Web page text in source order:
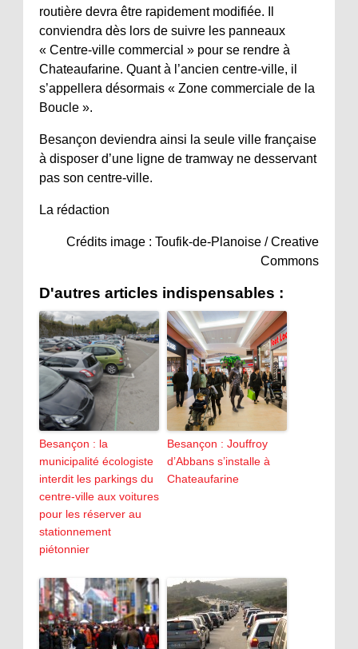
routière devra être rapidement modifiée. Il
conviendra dès lors de suivre les panneaux
« Centre-ville commercial » pour se rendre à
Chateaufarine. Quant à l’ancien centre-ville, il
s’appellera désormais « Zone commerciale de la
Boucle ».
Besançon deviendra ainsi la seule ville française
à disposer d’une ligne de tramway ne desservant
pas son centre-ville.
La rédaction
Crédits image : Toufik-de-Planoise / Creative
Commons
D'autres articles indispensables :
Besançon : la
municipalité écologiste
interdit les parkings du
centre-ville aux voitures
pour les réserver au
stationnement
piétonnier
Besançon : Jouffroy
d’Abbans s’installe à
Chateaufarine